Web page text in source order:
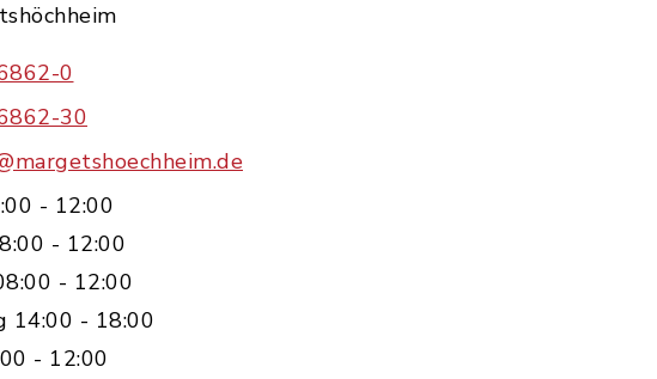
0
30
- 12:00
- 12:00
- 12:00
14:00 - 18:00
- 12:00